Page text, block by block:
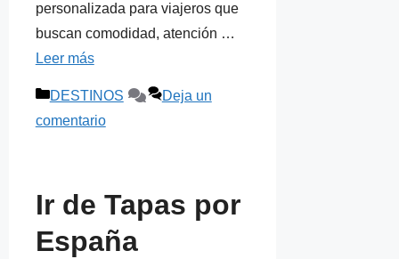
personalizada para viajeros que
buscan comodidad, atención …
Leer más
Categorías
DESTINOS
Deja un
comentario
Ir de Tapas por
España